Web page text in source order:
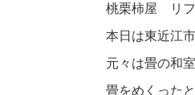
桃栗柿屋 リフ
本日は東近江
元々は畳の和
畳をめくった